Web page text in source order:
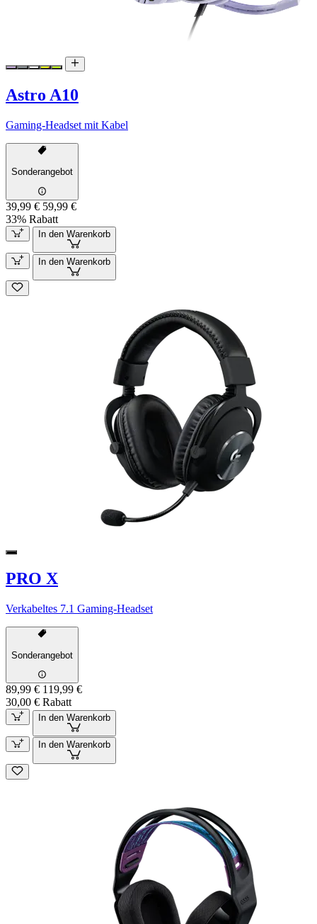
Astro A10
Gaming-Headset mit Kabel
Sonderangebot
39,99 € 59,99 €
33% Rabatt
In den Warenkorb
In den Warenkorb
PRO X
Verkabeltes 7.1 Gaming-Headset
Sonderangebot
89,99 € 119,99 €
30,00 € Rabatt
In den Warenkorb
In den Warenkorb